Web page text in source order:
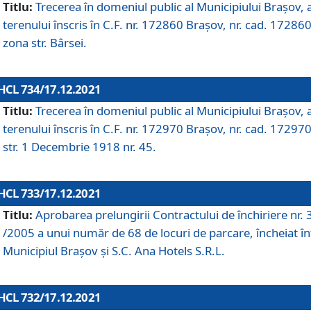
Titlu: Trecerea în domeniul public al Municipiului Braşov,
terenului înscris în C.F. nr. 172860 Brașov, nr. cad.
zona str. Bârsei.
734/17.12.2021
Titlu: Trecerea în domeniul public al Municipiului Braşov,
terenului înscris în C.F. nr. 172970 Brașov, nr. cad.
str. 1 Decembrie 1918 nr. 45.
733/17.12.2021
Titlu: Aprobarea prelungirii Contractului de închiriere nr.
/2005 a unui număr de 68 de locuri de parcare, încheiat
Municipiul Braşov şi S.C. Ana Hotels S.R.L.
732/17.12.2021